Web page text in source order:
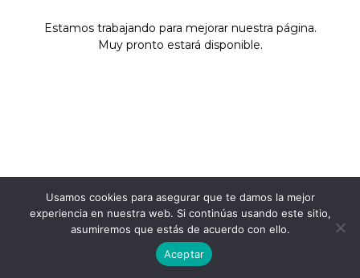
Estamos trabajando para mejorar nuestra página.
Muy pronto estará disponible.
Usamos cookies para asegurar que te damos la mejor
experiencia en nuestra web. Si continúas usando este sitio,
asumiremos que estás de acuerdo con ello.
Aceptar